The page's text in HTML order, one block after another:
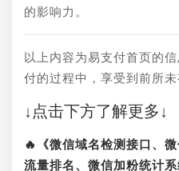
的影响力。
以上内容为易支付首页的
付的过程中，享受到前所未
↓点击下方了解更多↓
🔥《微信域名检测接口、
流量排名、微信加粉统计